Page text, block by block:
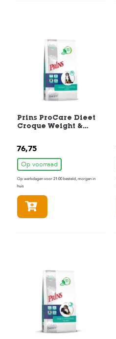
Prins ProCare Dieet
Croque Weight &
76,75
Op voorraad
Op werkdagen voor 21:00 besteld, morgen in
huis